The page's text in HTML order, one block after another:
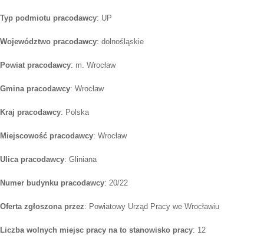
Typ podmiotu pracodawcy: UP
Województwo pracodawcy: dolnośląskie
Powiat pracodawcy: m. Wrocław
Gmina pracodawcy: Wrocław
Kraj pracodawcy: Polska
Miejscowość pracodawcy: Wrocław
Ulica pracodawcy: Gliniana
Numer budynku pracodawcy: 20/22
Oferta zgłoszona przez: Powiatowy Urząd Pracy we Wrocławiu
Liczba wolnych miejsc pracy na to stanowisko pracy: 12